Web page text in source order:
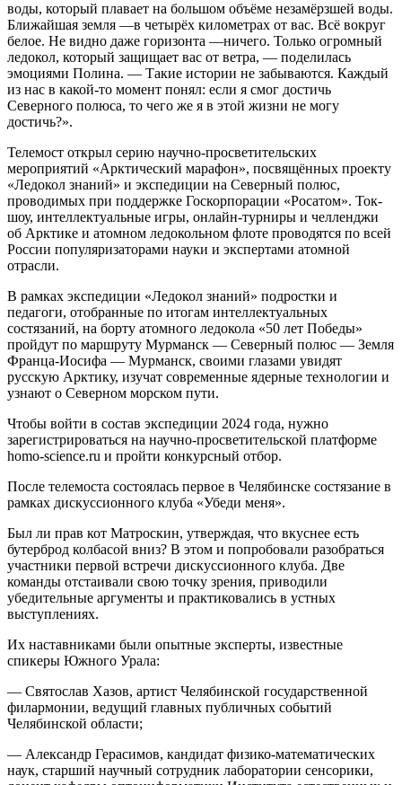
воды, который плавает на большом объёме незамёрзшей воды.
Ближайшая земля —в четырёх километрах от вас. Всё вокруг
белое. Не видно даже горизонта —ничего. Только огромный
ледокол, который защищает вас от ветра, — поделилась
эмоциями Полина. — Такие истории не забываются. Каждый
из нас в какой-то момент понял: если я смог достичь
Северного полюса, то чего же я в этой жизни не могу
достичь?».
Телемост открыл серию научно-просветительских
мероприятий «Арктический марафон», посвящённых проекту
«Ледокол знаний» и экспедиции на Северный полюс,
проводимых при поддержке Госкорпорации «Росатом». Ток-
шоу, интеллектуальные игры, онлайн-турниры и челленджи
об Арктике и атомном ледокольном флоте проводятся по всей
России популяризаторами науки и экспертами атомной
отрасли.
В рамках экспедиции «Ледокол знаний» подростки и
педагоги, отобранные по итогам интеллектуальных
состязаний, на борту атомного ледокола «50 лет Победы»
пройдут по маршруту Мурманск — Северный полюс — Земля
Франца-Иосифа — Мурманск, своими глазами увидят
русскую Арктику, изучат современные ядерные технологии и
узнают о Северном морском пути.
Чтобы войти в состав экспедиции 2024 года, нужно
зарегистрироваться на научно-просветительской платформе
homo-science.ru и пройти конкурсный отбор.
После телемоста состоялась первое в Челябинске состязание в
рамках дискуссионного клуба «Убеди меня».
Был ли прав кот Матроскин, утверждая, что вкуснее есть
бутерброд колбасой вниз? В этом и попробовали разобраться
участники первой встречи дискуссионного клуба. Две
команды отстаивали свою точку зрения, приводили
убедительные аргументы и практиковались в устных
выступлениях.
Их наставниками были опытные эксперты, известные
спикеры Южного Урала:
— Святослав Хазов, артист Челябинской государственной
филармонии, ведущий главных публичных событий
Челябинской области;
— Александр Герасимов, кандидат физико-математических
наук, старший научный сотрудник лаборатории сенсорики,